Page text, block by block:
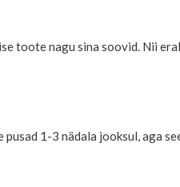
toote nagu sina soovid. Nii
1-3 nädala jooksul, aga